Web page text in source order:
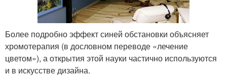
Более подробно эффект синей обстановки объясняет
хромотерапия (в дословном переводе «лечение
цветом»), а открытия этой науки частично используются
и в искусстве дизайна.